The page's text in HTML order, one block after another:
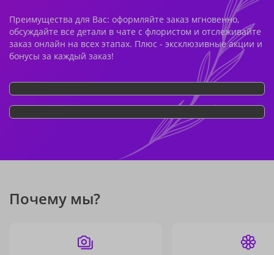
Преимущества для Вас: оформляйте заказ мгновенно,
обсуждайте все детали в чате с флористом и отслеживайте
заказ онлайн на всех этапах. Плюс - эксклюзивные акции и
бонусы за каждый заказ!
Почему мы?